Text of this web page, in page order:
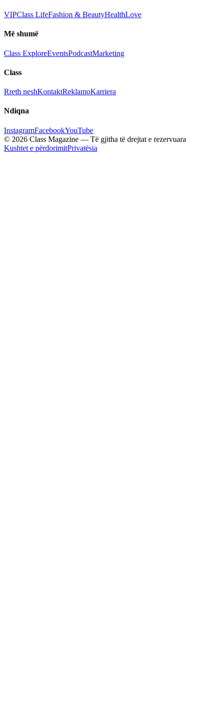
VIPClass LifeFashion & BeautyHealthLove
Më shumë
Class ExploreEventsPodcastMarketing
Class
Rreth neshKontaktReklamoKarriera
Ndiqna
InstagramFacebookYouTube
© 2026 Class Magazine — Të gjitha të drejtat e rezervuara
Kushtet e përdorimitPrivatësia